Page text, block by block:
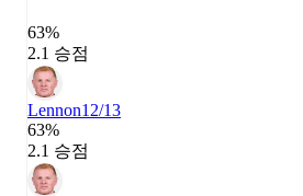
63%
2.1 승점
Lennon12/13
63%
2.1 승점